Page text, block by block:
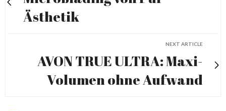
Ästhetik
NEXT ARTICLE
AVON TRUE ULTRA: Maxi-
Volumen ohne Aufwand